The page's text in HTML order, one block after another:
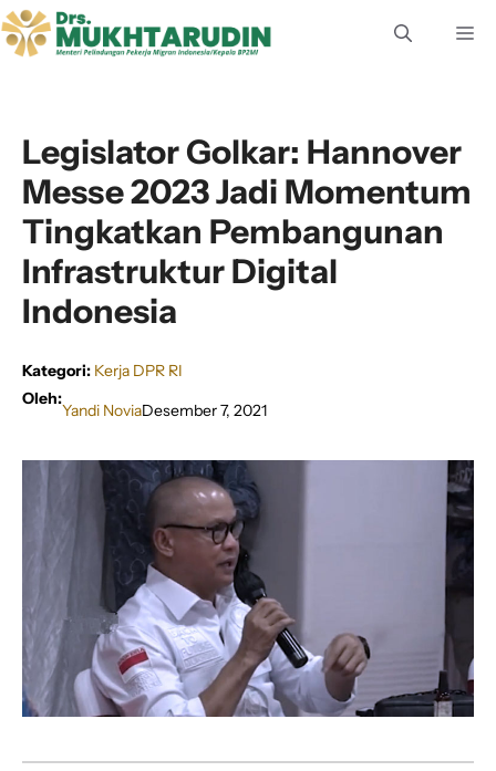
Langsung
ke
Legislator Golkar: Hannover
Messe 2023 Jadi Momentum
Tingkatkan Pembangunan
Infrastruktur Digital
Indonesia
Kategori: Kerja DPR RI
Oleh:
Yandi NoviaDesember 7, 2021